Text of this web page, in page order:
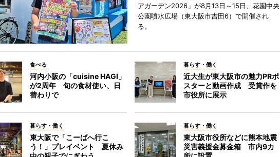
アガーデン2026」が8月13日～15日、花園中央
公園噴水広場（東大阪市吉田6）で開催され
る。
食べる
河内小阪の「cuisine HAGI」
が2周年 旬の食材使い、日
替わりで
暮らす・働く
近大生が東大阪市の魅力PRポ
スターと動画作成 受賞作を
市役所に展示
暮らす・働く
東大阪で「こーばへ行こ
う！」プレイベント 夏休み
暮らす・働く
東大阪市役所などに熊本地震
災害義援金募金箱 市内9カ